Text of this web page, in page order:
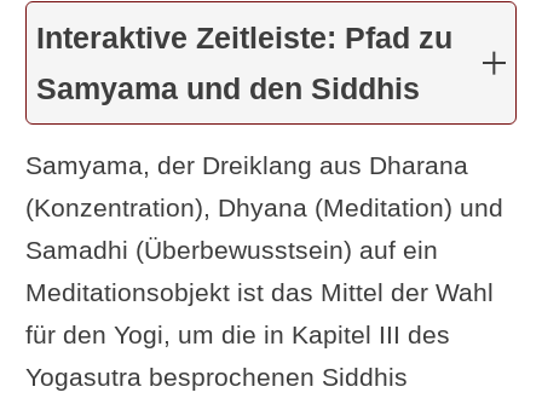
Interaktive Zeitleiste: Pfad zu
Samyama und den Siddhis
Samyama, der Dreiklang aus Dharana
(Konzentration), Dhyana (Meditation) und
Samadhi (Überbewusstsein) auf ein
Meditationsobjekt ist das Mittel der Wahl
für den Yogi, um die in Kapitel III des
Yogasutra besprochenen Siddhis